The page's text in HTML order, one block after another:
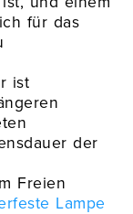
für das
ist
der
Freien
Lampe